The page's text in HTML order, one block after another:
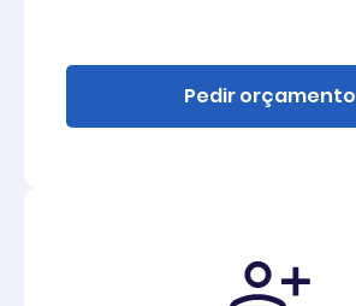
Pedir orçamento